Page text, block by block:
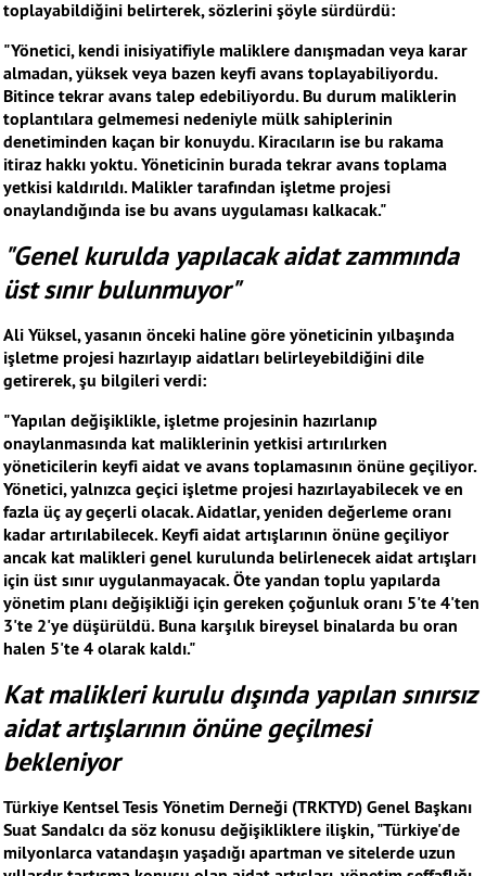
toplayabildiğini belirterek, sözlerini şöyle sürdürdü:
"Yönetici, kendi inisiyatifiyle maliklere danışmadan veya karar
almadan, yüksek veya bazen keyfi avans toplayabiliyordu.
Bitince tekrar avans talep edebiliyordu. Bu durum maliklerin
toplantılara gelmemesi nedeniyle mülk sahiplerinin
denetiminden kaçan bir konuydu. Kiracıların ise bu rakama
itiraz hakkı yoktu. Yöneticinin burada tekrar avans toplama
yetkisi kaldırıldı. Malikler tarafından işletme projesi
onaylandığında ise bu avans uygulaması kalkacak."
"Genel kurulda yapılacak aidat zammında
üst sınır bulunmuyor"
Ali Yüksel, yasanın önceki haline göre yöneticinin yılbaşında
işletme projesi hazırlayıp aidatları belirleyebildiğini dile
getirerek, şu bilgileri verdi:
"Yapılan değişiklikle, işletme projesinin hazırlanıp
onaylanmasında kat maliklerinin yetkisi artırılırken
yöneticilerin keyfi aidat ve avans toplamasının önüne geçiliyor.
Yönetici, yalnızca geçici işletme projesi hazırlayabilecek ve en
fazla üç ay geçerli olacak. Aidatlar, yeniden değerleme oranı
kadar artırılabilecek. Keyfi aidat artışlarının önüne geçiliyor
ancak kat malikleri genel kurulunda belirlenecek aidat artışları
için üst sınır uygulanmayacak. Öte yandan toplu yapılarda
yönetim planı değişikliği için gereken çoğunluk oranı 5'te 4'ten
3'te 2'ye düşürüldü. Buna karşılık bireysel binalarda bu oran
halen 5'te 4 olarak kaldı."
Kat malikleri kurulu dışında yapılan sınırsız
aidat artışlarının önüne geçilmesi
bekleniyor
Türkiye Kentsel Tesis Yönetim Derneği (TRKTYD) Genel Başkanı
Suat Sandalcı da söz konusu değişikliklere ilişkin, "Türkiye'de
milyonlarca vatandaşın yaşadığı apartman ve sitelerde uzun